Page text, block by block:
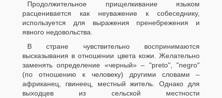
Продолжительное прищелкивание языком
расценивается как неуважение к собеседнику,
используется для выражения пренебрежения и
явного недовольства.
В стране чувствительно воспринимаются
высказывания в отношении цвета кожи. Желательно
заменять определение «черный» – "preto", "negro"
(по отношению к человеку) другими словами –
африканец, гвинеец, местный житель. Однако для
выходцев из сельской местности